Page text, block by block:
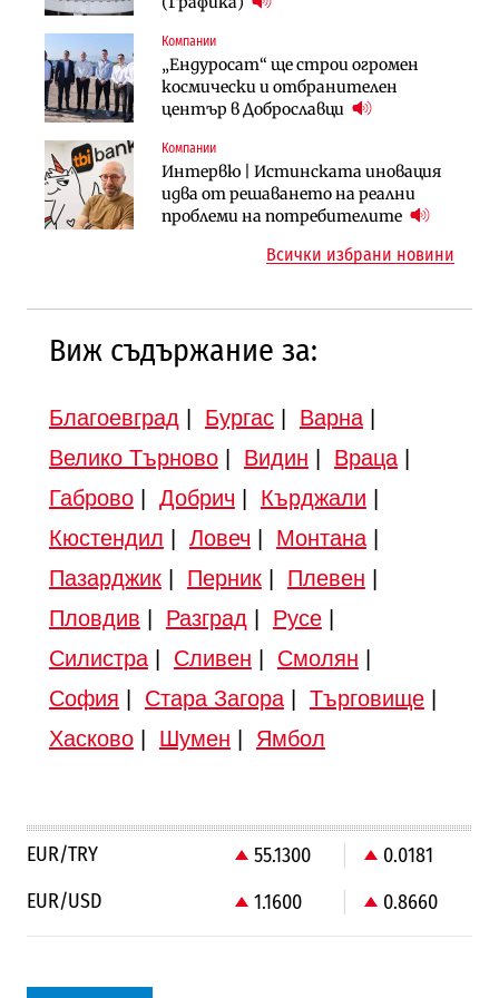
Компании
„Ендуросат“ ще строи огромен
космически и отбранителен
център в Доброславци
Компании
Интервю | Истинската иновация
идва от решаването на реални
проблеми на потребителите
Компании
„Хювефарма“ подписа договор за
придобиване на Euroapi Italy
Инфраструктура
АПИ възложи промяната на
парцеларния план за
Публични финанси
След 20 години застой: Данъчните
оценки на имотите може да бъдат
Инфраструктура
Вторият мост над Варненското
езеро става част от бъдещата
Всички избрани новини
Виж съдържание за:
Благоевград Бургас| Варна|
Велико Търново| Видин Враца|
Габрово| Добрич Кърджали
Кюстендил
Ловеч Монтана|
Пазарджик| Перник| Плевен
Пловдив
Разград Русе|
Силистра| Сливен Смолян
София
Стара Загора| Търговище|
Хасково| Шумен Ямбол
EUR/TRY 55.1300
0.0181
EUR/USD
1.1600 0.8660